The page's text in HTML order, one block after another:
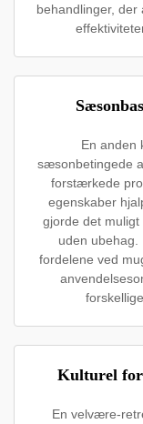
behandlinger, der
En anden
sæsonbetingede
forstærkede
egenskaber
gjorde det
uden
fordelene ved
Kulturel
En velvære-